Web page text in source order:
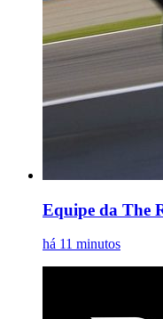
Equipe da The
há 11 minutos